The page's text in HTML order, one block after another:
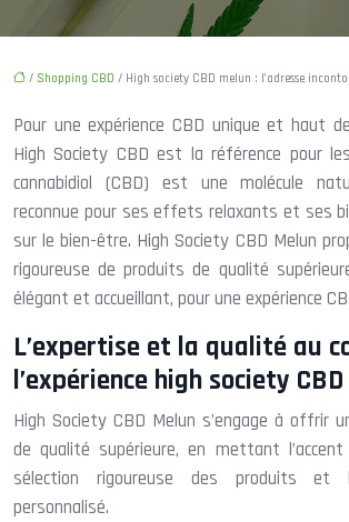
/ Shopping CBD / High society CBD melun : l’adresse
Pour une expérience CBD unique et haut
High Society CBD est la référence pour
cannabidiol (CBD) est une molécule
reconnue pour ses effets relaxants et ses
sur le bien-être. High Society CBD Melun
rigoureuse de produits de qualité
élégant et accueillant, pour une expérience
L’expertise et la qualité au
l’expérience high society CBD
High Society CBD Melun s’engage à offrir
de qualité supérieure, en mettant l’accent
sélection rigoureuse des produits et
personnalisé.